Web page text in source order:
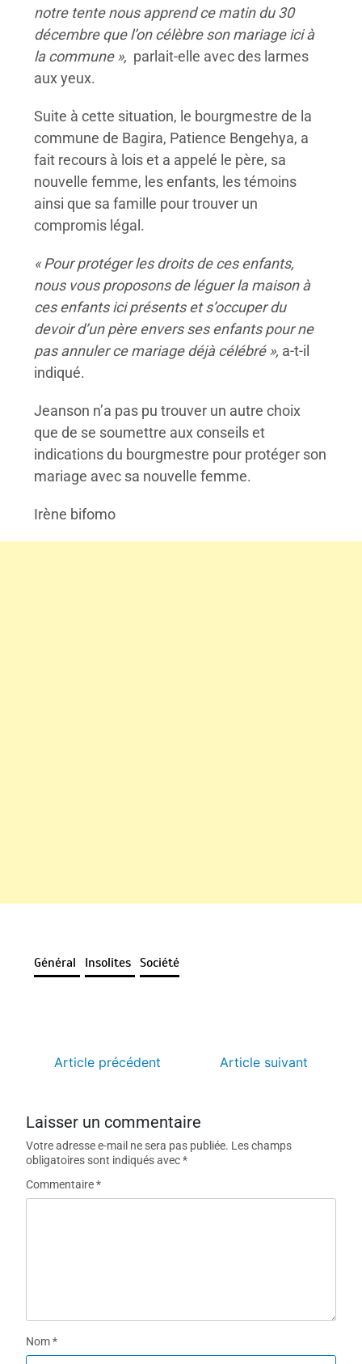
notre tente nous apprend ce matin du 30
décembre que l’on célèbre son mariage ici à
la commune », parlait-elle avec des larmes
aux yeux.
Suite à cette situation, le bourgmestre de la
commune de Bagira, Patience Bengehya, a
fait recours à lois et a appelé le père, sa
nouvelle femme, les enfants, les témoins
ainsi que sa famille pour trouver un
compromis légal.
« Pour protéger les droits de ces enfants,
nous vous proposons de léguer la maison à
ces enfants ici présents et s’occuper du
devoir d’un père envers ses enfants pour ne
pas annuler ce mariage déjà célébré », a-t-il
indiqué.
Jeanson n’a pas pu trouver un autre choix
que de se soumettre aux conseils et
indications du bourgmestre pour protéger son
mariage avec sa nouvelle femme.
Irène bifomo
Général Insolites Société
Article précédent Article suivant
Laisser un commentaire
Votre adresse e-mail ne sera pas publiée. Les champs
obligatoires sont indiqués avec*
Commentaire*
Nom*